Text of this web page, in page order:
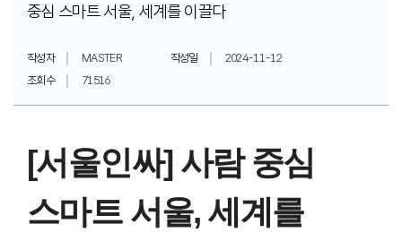
중심 스마트 서울, 세계를 이끌다
작성자 MASTER 작성일
2024-11-12
조회수
71516
[서울인싸] 사람 중심
스마트 서울, 세계를